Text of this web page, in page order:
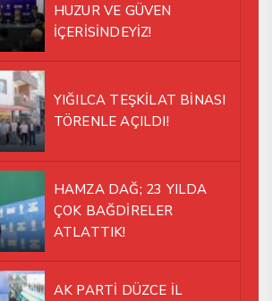
HUZUR VE GÜVEN
İÇERİSİNDEYİZ!
YIĞILCA TEŞKİLAT BİNASI
TÖRENLE AÇILDI!
HAMZA DAĞ; 23 YILDA
ÇOK BAĞDİRELER
ATLATTIK!
AK PARTİ DÜZCE İL